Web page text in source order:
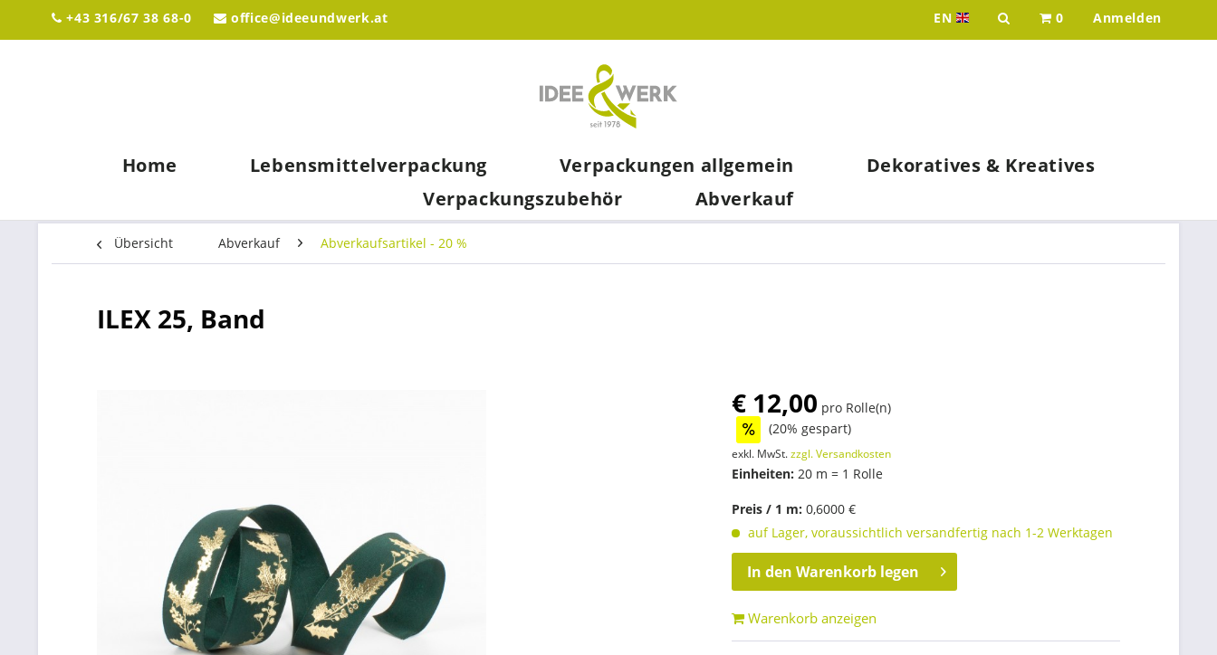
+43 316/67 38 68-0 office@ideeundwerk.at EN Idee & Werk - your wholesaler for
0 Anmelden
Home Lebensmittelverpackung Verpackungen allgemein
Dekoratives & Kreatives
Verpackungszubehör
Abverkauf
Übersicht Abverkauf Abverkaufsartikel - 20 %
ILEX 25, Band
€ 12,00 pro Rolle(n)
(20% gespart)
exkl. MwSt.zzgl. Versandkosten
Einheiten: 20 m = 1 Rolle
Preis / 1 m: 0,6000 €
auf Lager, voraussichtlich versandfertig nach 1-2 Werktagen
In den Warenkorb legen
Warenkorb anzeigen